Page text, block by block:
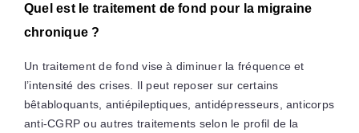
Quel est le traitement de fond pour la migraine
chronique ?
Un traitement de fond vise à diminuer la fréquence et
l’intensité des crises. Il peut reposer sur certains
bêtabloquants, antiépileptiques, antidépresseurs, anticorps
anti-CGRP ou autres traitements selon le profil de la